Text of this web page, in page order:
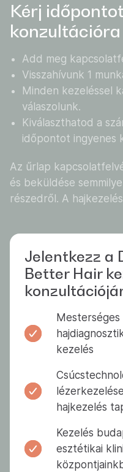
Kérj
konzultációra
Add meg
Visszahívunk 1
Minden kezeléssel
válaszolunk.
Kiválaszthatod a
időpontot ingyenes
Az űrlap
és beküldése
részedről. A
Jelentkezz a
Better Hair
kezelés
hajkezelés
Kezelés
esztétikai